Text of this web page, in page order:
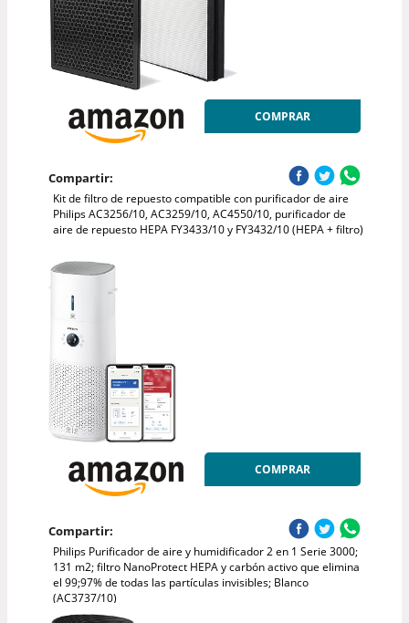
COMPRAR
Compartir:
Kit de filtro de repuesto compatible con purificador de aire
Philips AC3256/10, AC3259/10, AC4550/10, purificador de
aire de repuesto HEPA FY3433/10 y FY3432/10 (HEPA + filtro)
COMPRAR
Compartir:
Philips Purificador de aire y humidificador 2 en 1 Serie 3000;
131 m2; filtro NanoProtect HEPA y carbón activo que elimina
el 99;97% de todas las partículas invisibles; Blanco
(AC3737/10)